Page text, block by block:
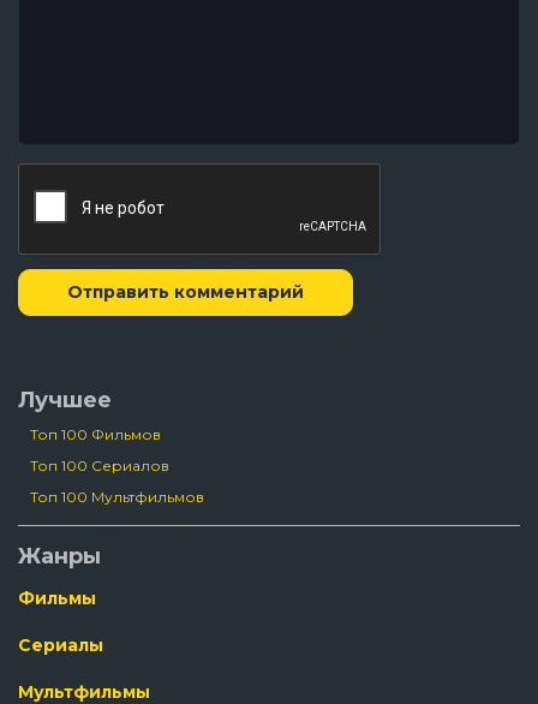
Отправить комментарий
Лучшее
Топ 100 Фильмов
Топ 100 Сериалов
Топ 100 Мультфильмов
Жанры
Фильмы
Сериалы
Мультфильмы